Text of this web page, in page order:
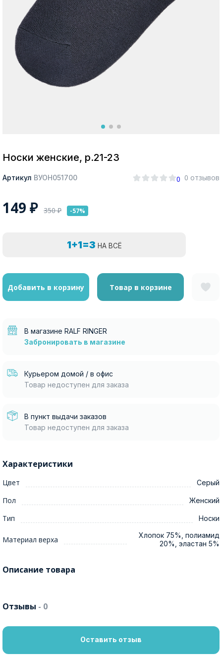
Москва
Носки женские, р.21-23
Артикул ВУОН051700 0 0 отзывов
149 ₽ 350₽ -57%
1+1=3 НА ВСЁ
Добавить в корзину Товар в корзине
В магазине RALF RINGER
Забронировать в магазине
Курьером домой / в офис
Товар недоступен для заказа
В пункт выдачи заказов
Товар недоступен для заказа
Характеристики
Цвет Серый
Пол Женский
Тип Носки
Материал верха
Хлопок 75%, полиамид
20%, эластан 5%
Описание товара
Отзывы - 0
Оставить отзыв